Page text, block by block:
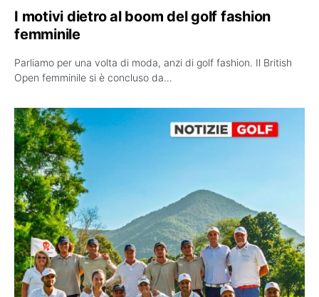
I motivi dietro al boom del golf fashion
femminile
Parliamo per una volta di moda, anzi di golf fashion. Il British
Open femminile si è concluso da…